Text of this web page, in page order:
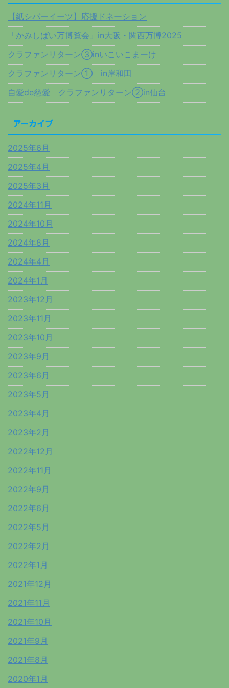
【紙シバーイーツ】応援ドネーション
「かみしばい万博覧会」in大阪・関西万博2025
クラファンリターン③inいこいこまーけ
クラファンリターン① in岸和田
自愛de慈愛 クラファンリターン②in仙台
アーカイブ
2025年6月
2025年4月
2025年3月
2024年11月
2024年10月
2024年8月
2024年4月
2024年1月
2023年12月
2023年11月
2023年10月
2023年9月
2023年6月
2023年5月
2023年4月
2023年2月
2022年12月
2022年11月
2022年9月
2022年6月
2022年5月
2022年2月
2022年1月
2021年12月
2021年11月
2021年10月
2021年9月
2021年8月
2020年1月